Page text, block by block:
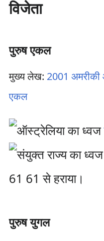
विजेता
पुरुष एकल
मुख्य लेख: 2001 अमरीकी
एकल
61 61 से हराया।
पुरुष युगल